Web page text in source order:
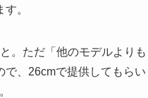
。
。ただ「他のモデルよりも
、26cmで提供してもらい